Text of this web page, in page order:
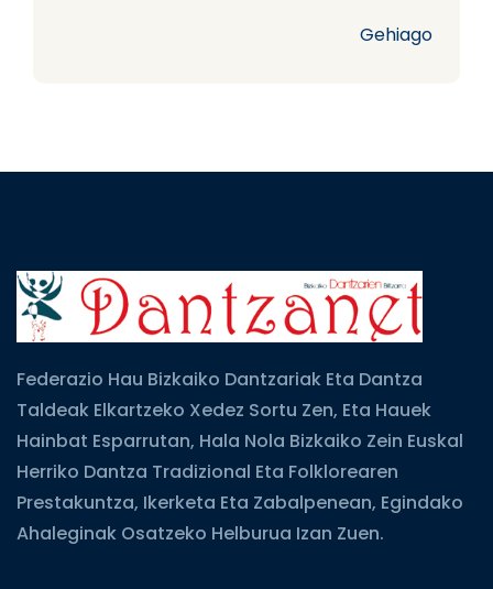
Gehiago
Federazio Hau Bizkaiko Dantzariak Eta Dantza
Taldeak Elkartzeko Xedez Sortu Zen, Eta Hauek
Hainbat Esparrutan, Hala Nola Bizkaiko Zein Euskal
Herriko Dantza Tradizional Eta Folklorearen
Prestakuntza, Ikerketa Eta Zabalpenean, Egindako
Ahaleginak Osatzeko Helburua Izan Zuen.